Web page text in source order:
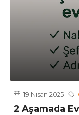
19 Nisan 2025
2 Aşamada